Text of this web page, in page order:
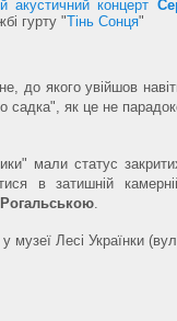
акустичний концерт
гурту "Тінь Сонця"
до якого увійшов
садка", як це не
мали статус
в затишній
.
музеї Лесі Українки